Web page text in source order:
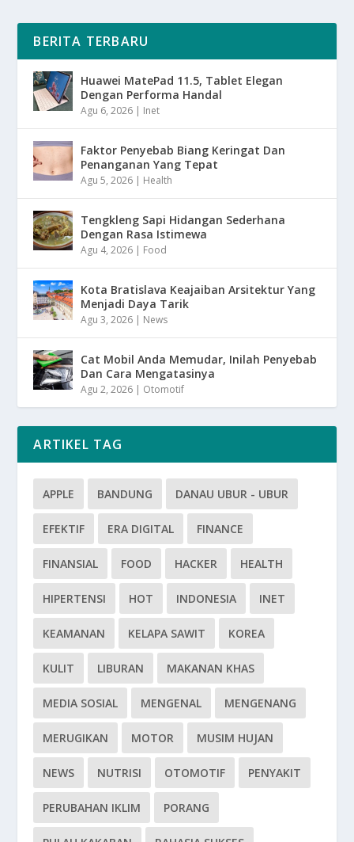
BERITA TERBARU
Huawei MatePad 11.5, Tablet Elegan
Dengan Performa Handal
Agu 6, 2026 | Inet
Faktor Penyebab Biang Keringat Dan
Penanganan Yang Tepat
Agu 5, 2026 | Health
Tengkleng Sapi Hidangan Sederhana
Dengan Rasa Istimewa
Agu 4, 2026 | Food
Kota Bratislava Keajaiban Arsitektur Yang
Menjadi Daya Tarik
Agu 3, 2026 | News
Cat Mobil Anda Memudar, Inilah Penyebab
Dan Cara Mengatasinya
Agu 2, 2026 | Otomotif
ARTIKEL TAG
APPLE BANDUNG DANAU UBUR - UBUR
EFEKTIF ERA DIGITAL FINANCE
FINANSIAL FOOD HACKER HEALTH
HIPERTENSI HOT INDONESIA INET
KEAMANAN KELAPA SAWIT KOREA
KULIT LIBURAN MAKANAN KHAS
MEDIA SOSIAL MENGENAL MENGENANG
MERUGIKAN MOTOR MUSIM HUJAN
NEWS NUTRISI OTOMOTIF PENYAKIT
PERUBAHAN IKLIM PORANG